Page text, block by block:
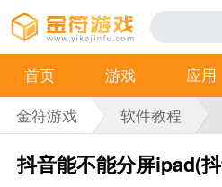
首页 游戏 应用
金符游戏
软件教程
抖音能不能分屏ipad(